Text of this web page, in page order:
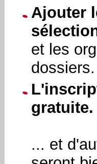
Ajouter
et les
dossiers.
gratuite.
... et